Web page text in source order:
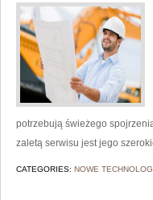
potrzebują świeżego
zaletą serwisu jest jego
CATEGORIES: NOWE